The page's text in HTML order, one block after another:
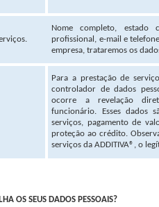
Nome completo, estado
profissional, e-mail e
empresa, trataremos os
Para a prestação de
controlador de dados
ocorre a revelação
funcionário. Esses dados
serviços, pagamento de
proteção ao crédito.
serviços da ADDITIVA®, o
OS SEUS DADOS PESSOAIS?